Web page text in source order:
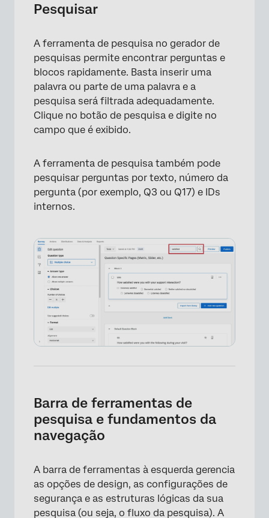
Pesquisar
A ferramenta de pesquisa no gerador de
pesquisas permite encontrar perguntas e
blocos rapidamente. Basta inserir uma
palavra ou parte de uma palavra e a
pesquisa será filtrada adequadamente.
Clique no botão de pesquisa e digite no
campo que é exibido.
A ferramenta de pesquisa também pode
pesquisar perguntas por texto, número da
pergunta (por exemplo, Q3 ou Q17) e IDs
internos.
Barra de ferramentas de
pesquisa e fundamentos da
navegação
A barra de ferramentas à esquerda gerencia
as opções de design, as configurações de
segurança e as estruturas lógicas da sua
pesquisa (ou seja, o fluxo da pesquisa). A